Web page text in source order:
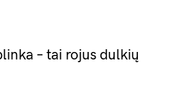
– tai rojus dulkių